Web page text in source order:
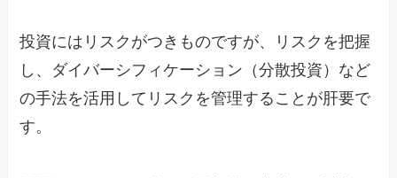
投資にはリスクがつきものですが、リスクを把握
し、ダイバーシフィケーション（分散投資）など
の手法を活用してリスクを管理することが肝要で
す。